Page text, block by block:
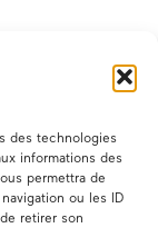
des technologies
informations des
permettra de
ou les ID
retirer son